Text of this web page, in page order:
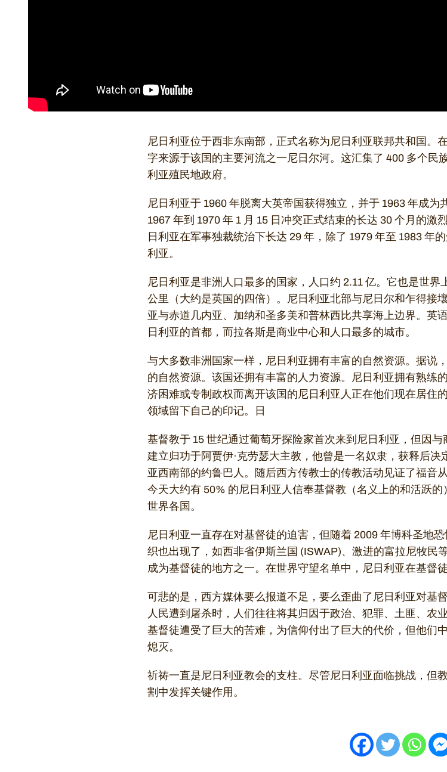
尼日利亚位于西非东南部，正式名称为尼日利亚联邦共和国。
字来源于该国的主要河流之一尼日尔河。这汇集了 400 多个民
利亚殖民地政府。
尼日利亚于 1960 年脱离大英帝国获得独立，并于 1963 年成
1967 年到 1970 年 1 月 15 日冲突正式结束的长达 30 个月的
日利亚在军事独裁统治下长达 29 年，除了 1979 年至 1983 年
利亚。
尼日利亚是非洲人口最多的国家，人口约 2.11 亿。它也是世
公里（大约是英国的四倍）。尼日利亚北部与尼日尔和乍得接
亚与赤道几内亚、加纳和圣多美和普林西比共享海上边界。英
日利亚的首都，而拉各斯是商业中心和人口最多的城市。
与大多数非洲国家一样，尼日利亚拥有丰富的自然资源。据说
的自然资源。该国还拥有丰富的人力资源。尼日利亚拥有熟练
济困难或专制政权而离开该国的尼日利亚人正在他们现在居住
领域留下自己的印记。日
基督教于 15 世纪通过葡萄牙探险家首次来到尼日利亚，但因
建立归功于阿贾伊·克劳瑟大主教，他曾是一名奴隶，获释后
亚西南部的约鲁巴人。随后西方传教士的传教活动见证了福音
今天大约有 50% 的尼日利亚人信奉基督教（名义上的和活跃
世界各国。
尼日利亚一直存在对基督徒的迫害，但随着 2009 年博科圣地
织也出现了，如西非省伊斯兰国 (ISWAP)、激进的富拉尼牧民
成为基督徒的地方之一。在世界守望名单中，尼日利亚在基督
可悲的是，西方媒体要么报道不足，要么歪曲了尼日利亚对基
人民遭到屠杀时，人们往往将其归因于政治、犯罪、土匪、农
基督徒遭受了巨大的苦难，为信仰付出了巨大的代价，但他们
熄灭。
祈祷一直是尼日利亚教会的支柱。尽管尼日利亚面临挑战，但
割中发挥关键作用。